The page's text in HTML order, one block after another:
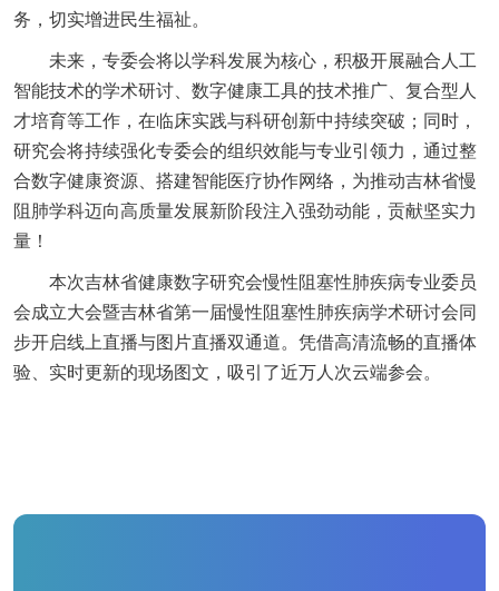
务，切实增进民生福祉。
未来，专委会将以学科发展为核心，积极开展融合人工
智能技术的学术研讨、数字健康工具的技术推广、复合型人
才培育等工作，在临床实践与科研创新中持续突破；同时，
研究会将持续强化专委会的组织效能与专业引领力，通过整
合数字健康资源、搭建智能医疗协作网络，为推动吉林省慢
阻肺学科迈向高质量发展新阶段注入强劲动能，贡献坚实力
量！
本次吉林省健康数字研究会慢性阻塞性肺疾病专业委员
会成立大会暨吉林省第一届慢性阻塞性肺疾病学术研讨会同
步开启线上直播与图片直播双通道。凭借高清流畅的直播体
验、实时更新的现场图文，吸引了近万人次云端参会。